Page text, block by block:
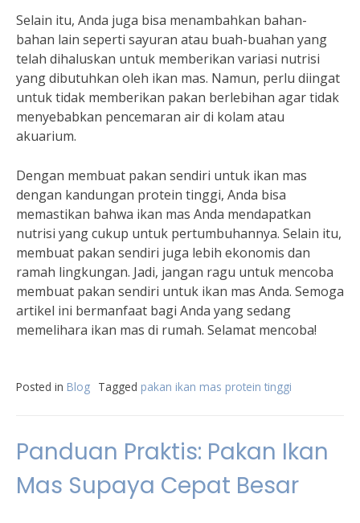
Selain itu, Anda juga bisa menambahkan bahan-
bahan lain seperti sayuran atau buah-buahan yang
telah dihaluskan untuk memberikan variasi nutrisi
yang dibutuhkan oleh ikan mas. Namun, perlu diingat
untuk tidak memberikan pakan berlebihan agar tidak
menyebabkan pencemaran air di kolam atau
akuarium.
Dengan membuat pakan sendiri untuk ikan mas
dengan kandungan protein tinggi, Anda bisa
memastikan bahwa ikan mas Anda mendapatkan
nutrisi yang cukup untuk pertumbuhannya. Selain itu,
membuat pakan sendiri juga lebih ekonomis dan
ramah lingkungan. Jadi, jangan ragu untuk mencoba
membuat pakan sendiri untuk ikan mas Anda. Semoga
artikel ini bermanfaat bagi Anda yang sedang
memelihara ikan mas di rumah. Selamat mencoba!
Posted in Blog Tagged pakan ikan mas protein tinggi
Panduan Praktis: Pakan Ikan
Mas Supaya Cepat Besar